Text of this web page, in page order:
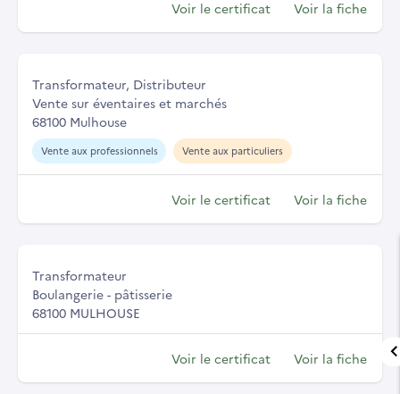
Voir le certificat Voir la fiche
Transformateur, Distributeur
Vente sur éventaires et marchés
68100 Mulhouse
Vente aux professionnels Vente aux particuliers
Voir le certificat Voir la fiche
Transformateur
Boulangerie - pâtisserie
68100 MULHOUSE
Voir le certificat Voir la fiche